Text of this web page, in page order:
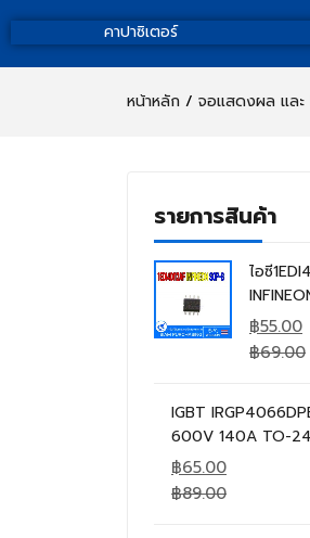
คาปาซิเตอร์
หน้าหลัก จอแสดงผล และ
รายการสินค้า
ไอซี
฿55.00
฿69.00
IGBT
600V 140A TO-
฿65.00
฿89.00